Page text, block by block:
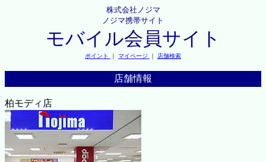
株式会社ノジマ
ノジマ携帯サイト
モバイル会員サイト
ポイント ｜ マイページ ｜ 店舗検索
店舗情報
柏モディ店